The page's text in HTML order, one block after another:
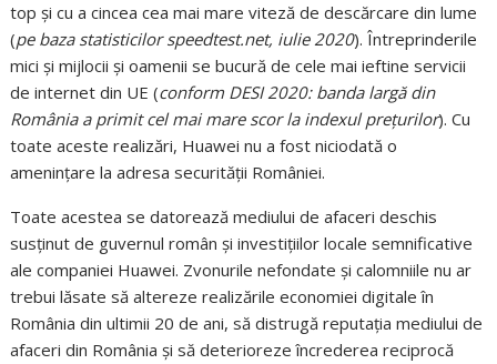
top și cu a cincea cea mai mare viteză de descărcare din lume
(pe baza statisticilor speedtest.net, iulie 2020). Întreprinderile
mici și mijlocii și oamenii se bucură de cele mai ieftine servicii
de internet din UE (conform DESI 2020: banda largă din
România a primit cel mai mare scor la indexul prețurilor). Cu
toate aceste realizări, Huawei nu a fost niciodată o
amenințare la adresa securității României.
Toate acestea se datorează mediului de afaceri deschis
susținut de guvernul român și investițiilor locale semnificative
ale companiei Huawei. Zvonurile nefondate și calomniile nu ar
trebui lăsate să altereze realizările economiei digitale în
România din ultimii 20 de ani, să distrugă reputația mediului de
afaceri din România și să deterioreze încrederea reciprocă